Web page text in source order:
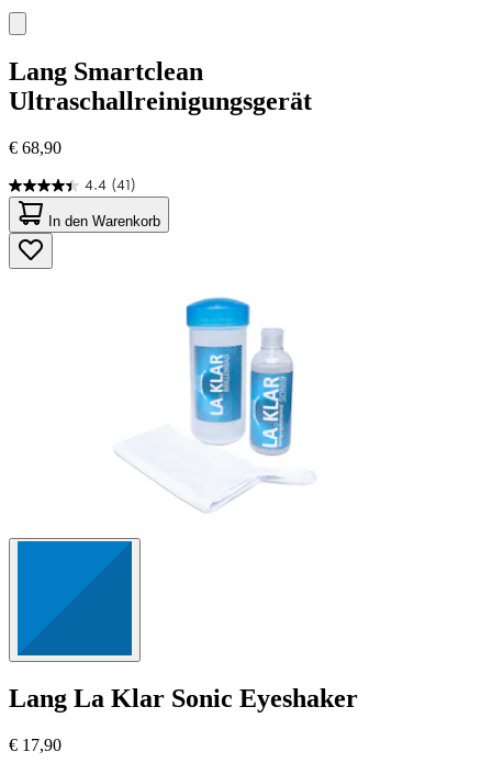
Lang Smartclean
Ultraschallreinigungsgerät
€ 68,90
4.4 (41)
4.4
von
5
Sternen.
41
In den Warenkorb
Lang La Klar Sonic Eyeshaker
€ 17,90